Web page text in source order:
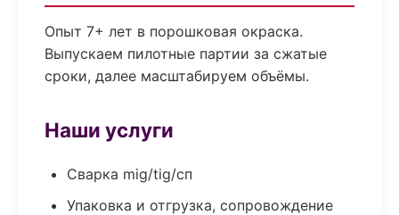
Опыт 7+ лет в порошковая окраска.
Выпускаем пилотные партии за сжатые
сроки, далее масштабируем объёмы.
Наши услуги
Сварка mig/tig/сп
Упаковка и отгрузка, сопровождение